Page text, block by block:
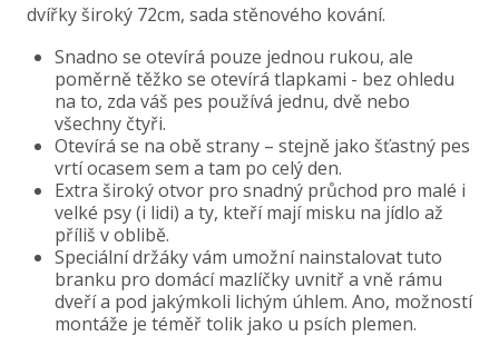
dvířky široký 72cm, sada stěnového kování.
Snadno se otevírá pouze jednou rukou, ale
poměrně těžko se otevírá tlapkami - bez ohledu
na to, zda váš pes používá jednu, dvě nebo
všechny čtyři.
Otevírá se na obě strany – stejně jako šťastný pes
vrtí ocasem sem a tam po celý den.
Extra široký otvor pro snadný průchod pro malé i
velké psy (i lidi) a ty, kteří mají misku na jídlo až
příliš v oblibě.
Speciální držáky vám umožní nainstalovat tuto
branku pro domácí mazlíčky uvnitř a vně rámu
dveří a pod jakýmkoli lichým úhlem. Ano, možností
montáže je téměř tolik jako u psích plemen.